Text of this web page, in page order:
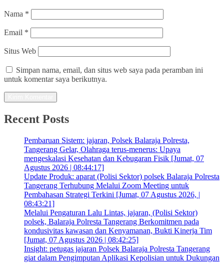
Nama *
Email *
Situs Web
Simpan nama, email, dan situs web saya pada peramban ini
untuk komentar saya berikutnya.
Recent Posts
Pembaruan Sistem: jajaran, Polsek Balaraja Polresta,
Tangerang Gelar, Olahraga terus-menerus: Upaya
mengeskalasi Kesehatan dan Kebugaran Fisik [Jumat, 07
Agustus 2026 | 08:44:17]
Update Produk: aparat (Polisi Sektor) polsek Balaraja Polresta
Tangerang Terhubung Melalui Zoom Meeting untuk
Pembahasan Strategi Terkini [Jumat, 07 Agustus 2026, |
08:43:21]
Melalui Pengaturan Lalu Lintas, jajaran, (Polisi Sektor)
polsek, Balaraja Polresta Tangerang Berkomitmen pada
kondusivitas kawasan dan Kenyamanan, Bukti Kinerja Tim
[Jumat, 07 Agustus 2026 | 08:42:25]
Insight: petugas jajaran Polsek Balaraja Polresta Tangerang
giat dalam Pengimputan Aplikasi Kepolisian untuk Dukungan